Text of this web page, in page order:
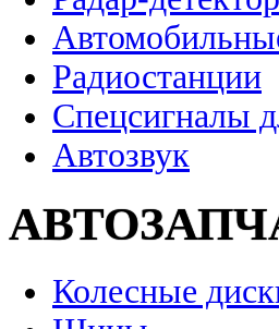
Радиостанции
Спецсигналы
Автозвук
Колесные